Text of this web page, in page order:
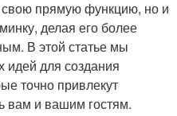
Пугала из подручных
материалов
Традиционные пугала
свою прямую функцию, но и
делая его более
В этой статье мы
идей для создания
точно привлекут
вам и вашим гостям.